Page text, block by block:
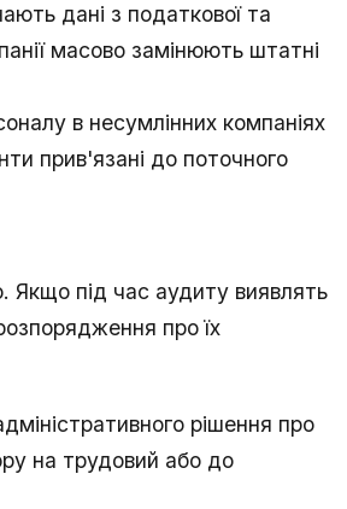
дані з податкової та
масово замінюють штатні
в несумлінних компаніях
прив'язані до поточного
Якщо під час аудиту виявлять
про їх
рішення про
на трудовий або до